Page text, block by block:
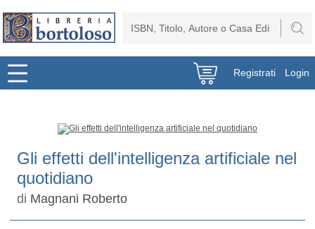
Registrati Login
Gli effetti dell'intelligenza artificiale nel
quotidiano
di Magnani Roberto